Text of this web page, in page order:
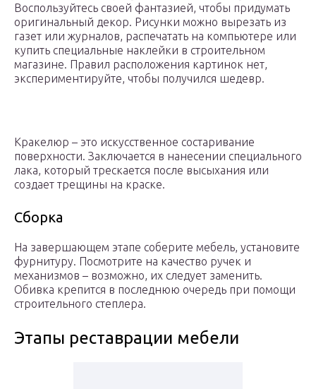
Воспользуйтесь своей фантазией, чтобы придумать
оригинальный декор. Рисунки можно вырезать из
газет или журналов, распечатать на компьютере или
купить специальные наклейки в строительном
магазине. Правил расположения картинок нет,
экспериментируйте, чтобы получился шедевр.
Кракелюр – это искусственное состаривание
поверхности. Заключается в нанесении специального
лака, который трескается после высыхания или
создает трещины на краске.
Сборка
На завершающем этапе соберите мебель, установите
фурнитуру. Посмотрите на качество ручек и
механизмов – возможно, их следует заменить.
Обивка крепится в последнюю очередь при помощи
строительного степлера.
Этапы реставрации мебели